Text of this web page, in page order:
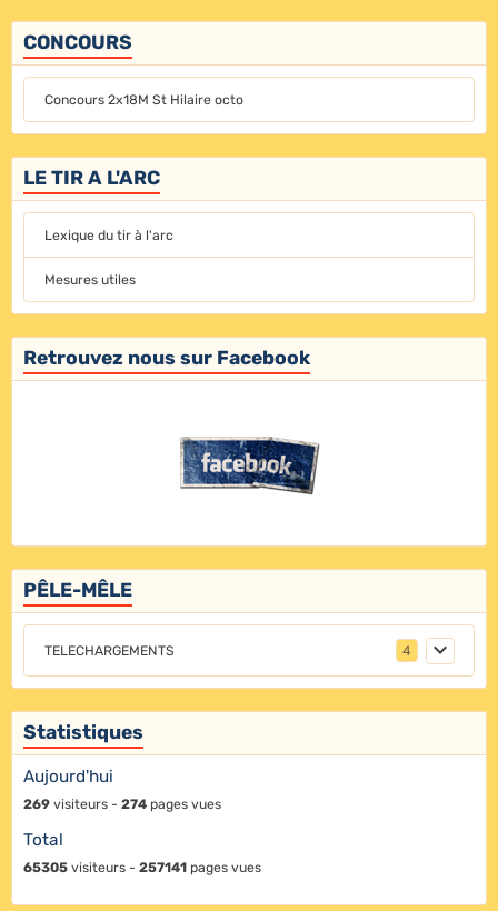
CONCOURS
Concours 2x18M St Hilaire octo
LE TIR A L'ARC
Lexique du tir à l'arc
Mesures utiles
Retrouvez nous sur Facebook
PÊLE-MÊLE
TELECHARGEMENTS 4
Statistiques
Aujourd'hui
269 visiteurs - 274 pages vues
Total
65305 visiteurs - 257141 pages vues